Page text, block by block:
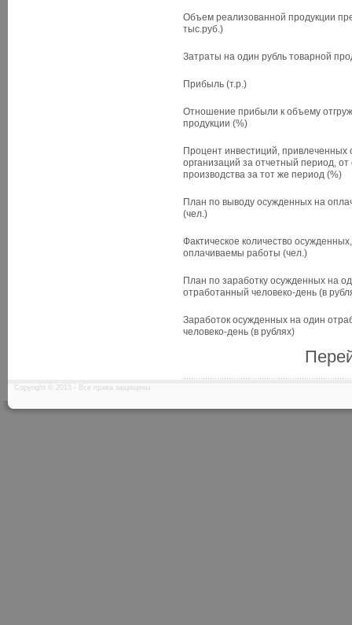
Объем реализованной продукции
тыс.руб.)
Затраты на один рубль товарной
Прибыль (т.р.)
Отношение прибыли к объему
продукции (%)
Процент инвестиций, привлеченных
организаций за отчетный период,
производства за тот же период (%)
План по выводу осужденных на
(чел.)
Фактическое количество
оплачиваемы работы (чел.)
План по заработку осужденных на
отработанный человеко-день (в
Заработок осужденных на один
человеко-день (в рублях)
Copyright © 2013 - Все права защищены